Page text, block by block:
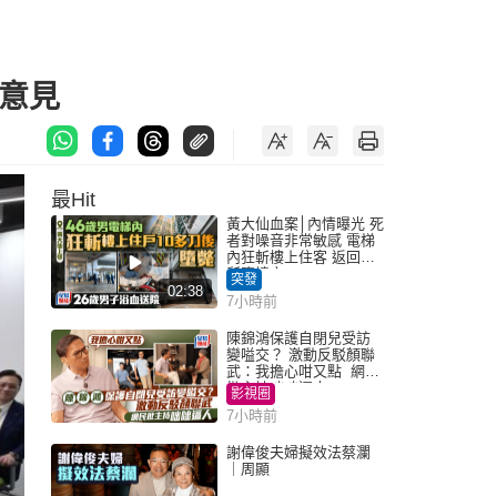
見
最Hit
02:38
黃大仙血案│內情曝光 死
者對噪音非常敏感 電梯
內狂斬樓上住客 返回住
所墮樓亡
突發
7小時前
陳錦鴻保護自閉兒受訪
變嗌交？ 激動反駁顏聯
武：我擔心咁又點 網民
批主持咄咄逼人
影視圈
7小時前
謝偉俊夫婦擬效法蔡瀾
｜周顯